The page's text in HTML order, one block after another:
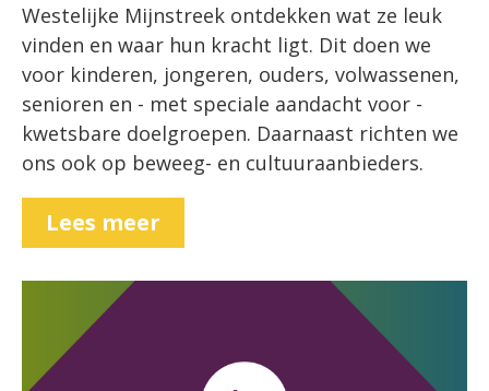
Westelijke Mijnstreek ontdekken wat ze leuk
vinden en waar hun kracht ligt. Dit doen we
voor kinderen, jongeren, ouders, volwassenen,
senioren en - met speciale aandacht voor -
kwetsbare doelgroepen. Daarnaast richten we
ons ook op beweeg- en cultuuraanbieders.
Lees meer